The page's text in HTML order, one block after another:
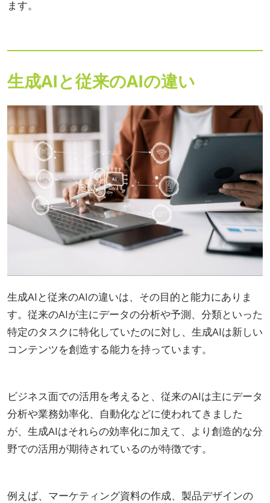
ます。
生成AIと従来のAIの違い
生成AIと従来のAIの違いは、その目的と能力にありま
す。従来のAIが主にデータの分析や予測、分類といった
特定のタスクに特化していたのに対し、生成AIは新しい
コンテンツを創造する能力を持っています。
ビジネス面での活用を考えると、従来のAIは主にデータ
分析や業務効率化、自動化などに使われてきました
が、生成AIはそれらの効率化に加えて、より創造的な分
野での活用が期待されているのが特徴です。
例えば、マーケティング資料の作成、製品デザインの